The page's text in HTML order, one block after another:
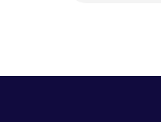
Europese
oit-